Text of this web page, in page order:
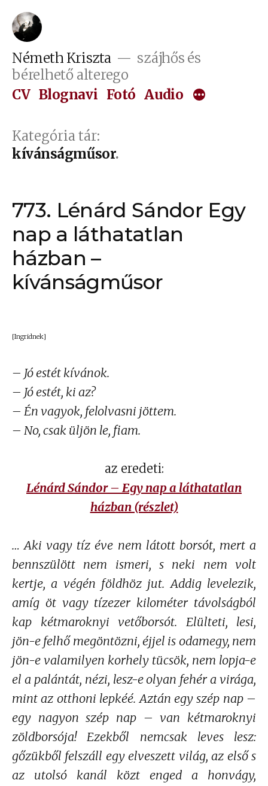
Tartalomhoz
Németh Kriszta
szájhős és
bérelhető alterego
CV Blognavi Fotó Audio
Kategória tár:
kívánságműsor
773. Lénárd Sándor Egy
nap a láthatatlan
házban –
kívánságműsor
[Ingridnek]
– Jó estét kívánok.
– Jó estét, ki az?
– Én vagyok, felolvasni jöttem.
– No, csak üljön le, fiam.
az eredeti:
Lénárd Sándor – Egy nap a láthatatlan
házban (részlet)
… Aki vagy tíz éve nem látott borsót, mert a
bennszülött nem ismeri, s neki nem volt
kertje, a végén földhöz jut. Addig levelezik,
amíg öt vagy tízezer kilométer távolságból
kap kétmaroknyi vetőborsót. Elülteti, lesi,
jön-e felhő megöntözni, éjjel is odamegy, nem
jön-e valamilyen korhely tücsök, nem lopja-e
el a palántát, nézi, lesz-e olyan fehér a virága,
mint az otthoni lepkéé. Aztán egy szép nap –
egy nagyon szép nap – van kétmaroknyi
zöldborsója! Ezekből nemcsak leves lesz:
gőzükből felszáll egy elveszett világ, az első s
az utolsó kanál közt enged a honvágy,